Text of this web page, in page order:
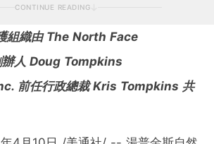
CONTINUE READING
組織由The North Face
人 Doug Tompkins
前任行政總裁Kris Tompkins 共